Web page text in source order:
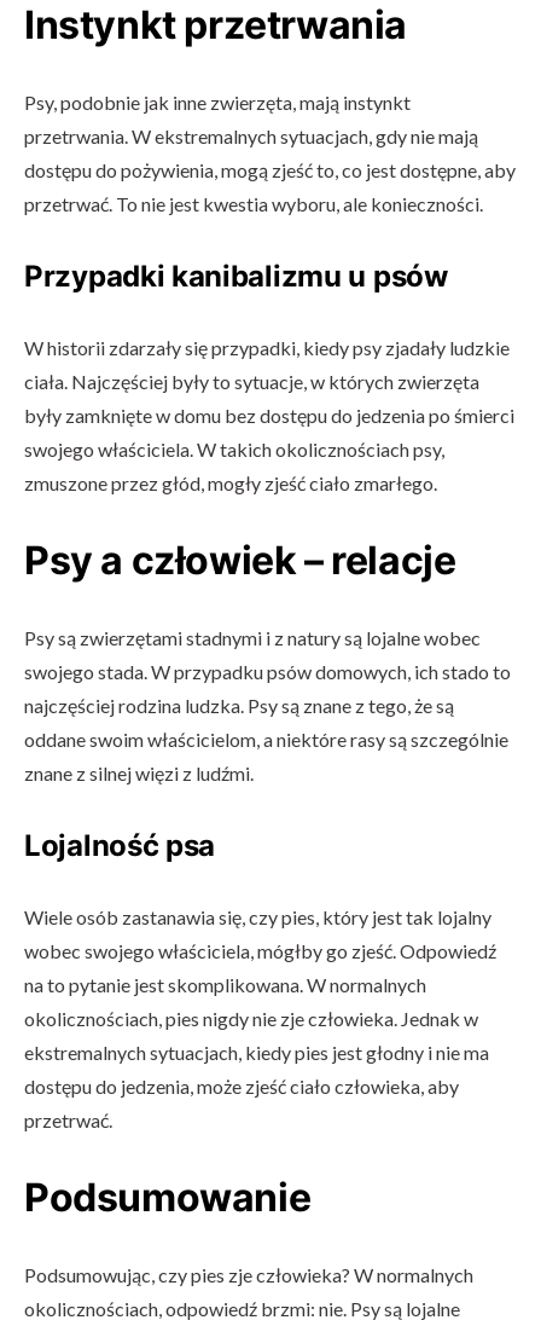
Instynkt przetrwania
Psy, podobnie jak inne zwierzęta, mają instynkt
przetrwania. W ekstremalnych sytuacjach, gdy nie mają
dostępu do pożywienia, mogą zjeść to, co jest dostępne, aby
przetrwać. To nie jest kwestia wyboru, ale konieczności.
Przypadki kanibalizmu u psów
W historii zdarzały się przypadki, kiedy psy zjadały ludzkie
ciała. Najczęściej były to sytuacje, w których zwierzęta
były zamknięte w domu bez dostępu do jedzenia po śmierci
swojego właściciela. W takich okolicznościach psy,
zmuszone przez głód, mogły zjeść ciało zmarłego.
Psy a człowiek – relacje
Psy są zwierzętami stadnymi i z natury są lojalne wobec
swojego stada. W przypadku psów domowych, ich stado to
najczęściej rodzina ludzka. Psy są znane z tego, że są
oddane swoim właścicielom, a niektóre rasy są szczególnie
znane z silnej więzi z ludźmi.
Lojalność psa
Wiele osób zastanawia się, czy pies, który jest tak lojalny
wobec swojego właściciela, mógłby go zjeść. Odpowiedź
na to pytanie jest skomplikowana. W normalnych
okolicznościach, pies nigdy nie zje człowieka. Jednak w
ekstremalnych sytuacjach, kiedy pies jest głodny i nie ma
dostępu do jedzenia, może zjeść ciało człowieka, aby
przetrwać.
Podsumowanie
Podsumowując, czy pies zje człowieka? W normalnych
okolicznościach, odpowiedź brzmi: nie. Psy są lojalne